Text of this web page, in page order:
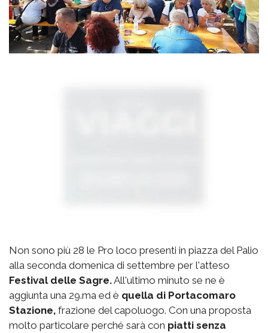
Non sono più 28 le Pro loco presenti in piazza del Palio
alla seconda domenica di settembre per l'atteso
Festival delle Sagre.All'ultimo minuto se ne è
aggiunta una 29.ma ed è quella di Portacomaro
Stazione, frazione del capoluogo. Con una proposta
molto particolare perché sarà con piatti senza